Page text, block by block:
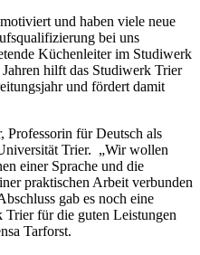
und haben viele neue
bei uns
Küchenleiter im Studiwerk
hilft das Studiwerk Trier
und fördert damit
Professorin für Deutsch als
Trier. „Wir wollen
einer Sprache und die
praktischen Arbeit verbunden
gab es noch eine
für die guten Leistungen
Tarforst.